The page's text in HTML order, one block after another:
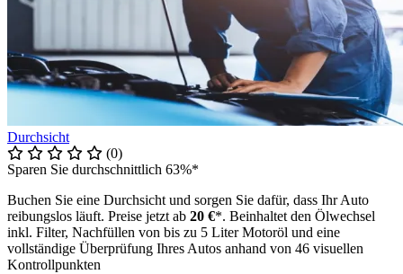
Durchsicht
(0)
Sparen Sie durchschnittlich 63%*
Buchen Sie eine Durchsicht und sorgen Sie dafür, dass Ihr Auto
reibungslos läuft. Preise jetzt ab 20 €*. Beinhaltet den Ölwechsel
inkl. Filter, Nachfüllen von bis zu 5 Liter Motoröl und eine
vollständige Überprüfung Ihres Autos anhand von 46 visuellen
Kontrollpunkten